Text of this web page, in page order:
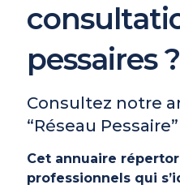
pessaires ?
Consultez notre
“Réseau Pessaire”
Cet annuaire
professionnels qui